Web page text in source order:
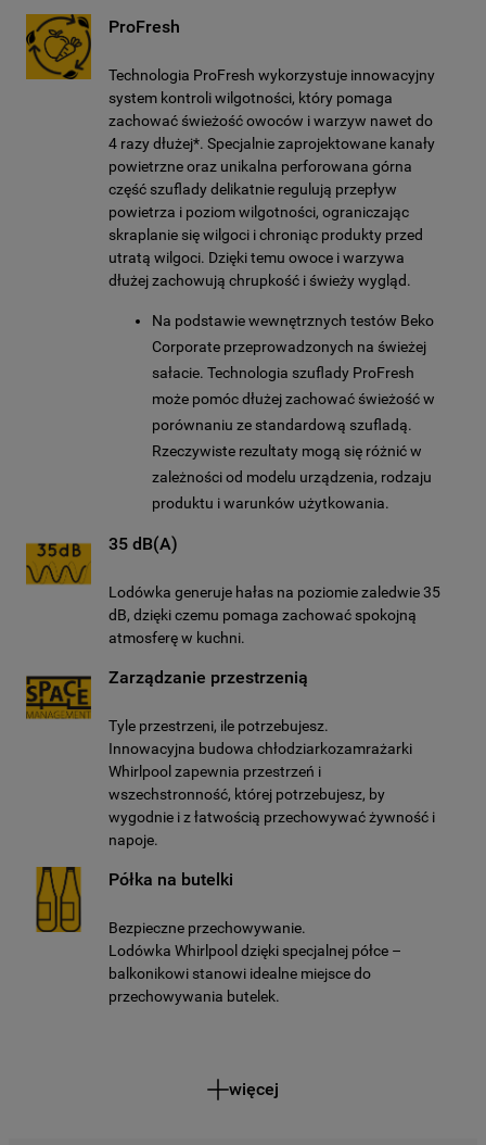
ProFresh
Technologia ProFresh wykorzystuje innowacyjny
system kontroli wilgotności, który pomaga
zachować świeżość owoców i warzyw nawet do
4 razy dłużej*. Specjalnie zaprojektowane kanały
powietrzne oraz unikalna perforowana górna
część szuflady delikatnie regulują przepływ
powietrza i poziom wilgotności, ograniczając
skraplanie się wilgoci i chroniąc produkty przed
utratą wilgoci. Dzięki temu owoce i warzywa
dłużej zachowują chrupkość i świeży wygląd.
Na podstawie wewnętrznych testów Beko
Corporate przeprowadzonych na świeżej
sałacie. Technologia szuflady ProFresh
może pomóc dłużej zachować świeżość w
porównaniu ze standardową szufladą.
Rzeczywiste rezultaty mogą się różnić w
zależności od modelu urządzenia, rodzaju
produktu i warunków użytkowania.
35 dB(A)
Lodówka generuje hałas na poziomie zaledwie 35
dB, dzięki czemu pomaga zachować spokojną
atmosferę w kuchni.
Zarządzanie przestrzenią
Tyle przestrzeni, ile potrzebujesz.
Innowacyjna budowa chłodziarkozamrażarki
Whirlpool zapewnia przestrzeń i
wszechstronność, której potrzebujesz, by
wygodnie i z łatwością przechowywać żywność i
napoje.
Półka na butelki
Bezpieczne przechowywanie.
Lodówka Whirlpool dzięki specjalnej półce –
balkonikowi stanowi idealne miejsce do
przechowywania butelek.
więcej